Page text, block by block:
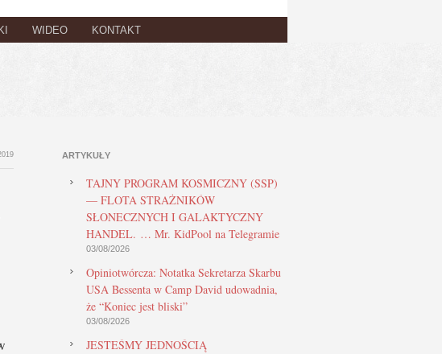
WIDEO KONTAKT
ARTYKUŁY
TAJNY PROGRAM KOSMICZNY (SSP)
— FLOTA STRAŻNIKÓW
SŁONECZNYCH I GALAKTYCZNY
HANDEL. … Mr. KidPool na Telegramie
03/08/2026
Opiniotwórcza: Notatka Sekretarza Skarbu
USA Bessenta w Camp David udowadnia,
że “Koniec jest bliski”
03/08/2026
JESTEŚMY JEDNOŚCIĄ